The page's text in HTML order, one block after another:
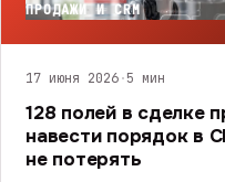
ПРОДАЖИ И CRM
17 июня 2026·5 мин
128 полей в сделке
навести порядок в
не потерять